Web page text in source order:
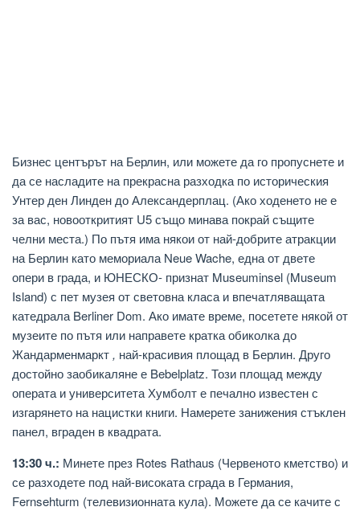
Бизнес центърът на Берлин, или можете да го пропуснете и
да се насладите на прекрасна разходка по историческия
Унтер ден Линден до Александерплац. (Ако ходенето не е
за вас, новооткритият U5 също минава покрай същите
челни места.) По пътя има някои от най-добрите атракции
на Берлин като мемориала Neue Wache, една от двете
опери в града, и ЮНЕСКО- признат Museuminsel (Museum
Island) с пет музея от световна класа и впечатляващата
катедрала Berliner Dom. Ако имате време, посетете някой от
музеите по пътя или направете кратка обиколка до
Жандарменмаркт, най-красивия площад в Берлин. Друго
достойно заобикаляне е Bebelplatz. Този площад между
операта и университета Хумболт е печално известен с
изгарянето на нацистки книги. Намерете занижения стъклен
панел, вграден в квадрата.
13:30 ч.: Минете през Rotes Rathaus (Червеното кметство) и
се разходете под най-високата сграда в Германия,
Fernsehturm (телевизионната кула). Можете да се качите с